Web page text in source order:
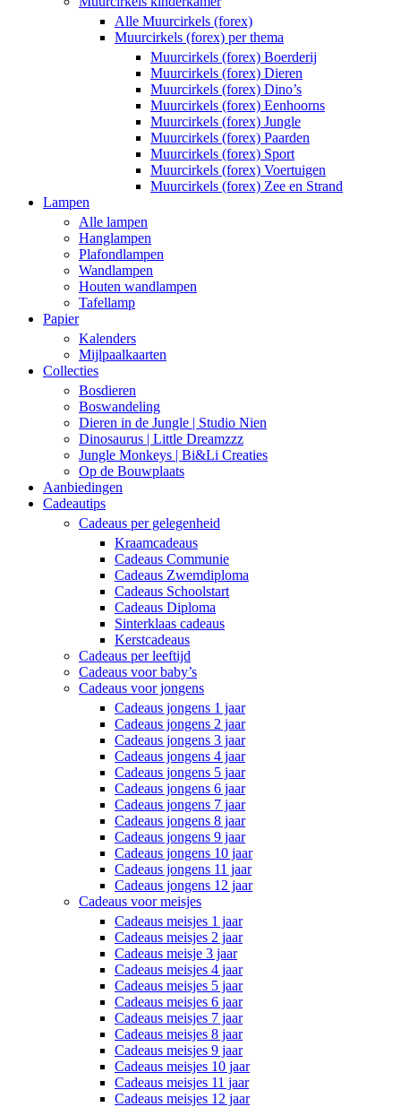
Alle Muurcirkels (forex)
Muurcirkels (forex) per thema
Muurcirkels (forex) Boerderij
Muurcirkels (forex) Dieren
Muurcirkels (forex) Dino’s
Muurcirkels (forex) Eenhoorns
Muurcirkels (forex) Jungle
Muurcirkels (forex) Paarden
Muurcirkels (forex) Sport
Muurcirkels (forex) Voertuigen
Muurcirkels (forex) Zee en Strand
Lampen
Alle lampen
Hanglampen
Plafondlampen
Wandlampen
Houten wandlampen
Tafellamp
Papier
Kalenders
Mijlpaalkaarten
Collecties
Bosdieren
Boswandeling
Dieren in de Jungle | Studio Nien
Dinosaurus | Little Dreamzzz
Jungle Monkeys | Bi&Li Creaties
Op de Bouwplaats
Aanbiedingen
Cadeautips
Cadeaus per gelegenheid
Kraamcadeaus
Cadeaus Communie
Cadeaus Zwemdiploma
Cadeaus Schoolstart
Cadeaus Diploma
Sinterklaas cadeaus
Kerstcadeaus
Cadeaus per leeftijd
Cadeaus voor baby’s
Cadeaus voor jongens
Cadeaus jongens 1 jaar
Cadeaus jongens 2 jaar
Cadeaus jongens 3 jaar
Cadeaus jongens 4 jaar
Cadeaus jongens 5 jaar
Cadeaus jongens 6 jaar
Cadeaus jongens 7 jaar
Cadeaus jongens 8 jaar
Cadeaus jongens 9 jaar
Cadeaus jongens 10 jaar
Cadeaus jongens 11 jaar
Cadeaus jongens 12 jaar
Cadeaus voor meisjes
Cadeaus meisjes 1 jaar
Cadeaus meisjes 2 jaar
Cadeaus meisje 3 jaar
Cadeaus meisjes 4 jaar
Cadeaus meisjes 5 jaar
Cadeaus meisjes 6 jaar
Cadeaus meisjes 7 jaar
Cadeaus meisjes 8 jaar
Cadeaus meisjes 9 jaar
Cadeaus meisjes 10 jaar
Cadeaus meisjes 11 jaar
Cadeaus meisjes 12 jaar